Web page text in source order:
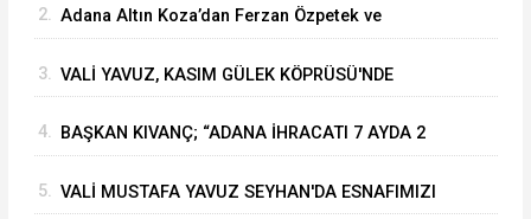
2. Adana Altın Koza’dan Ferzan Özpetek ve
3. VALİ YAVUZ, KASIM GÜLEK KÖPRÜSÜ'NDE
4. BAŞKAN KIVANÇ; “ADANA İHRACATI 7 AYDA 2
5. VALİ MUSTAFA YAVUZ SEYHAN'DA ESNAFIMIZI